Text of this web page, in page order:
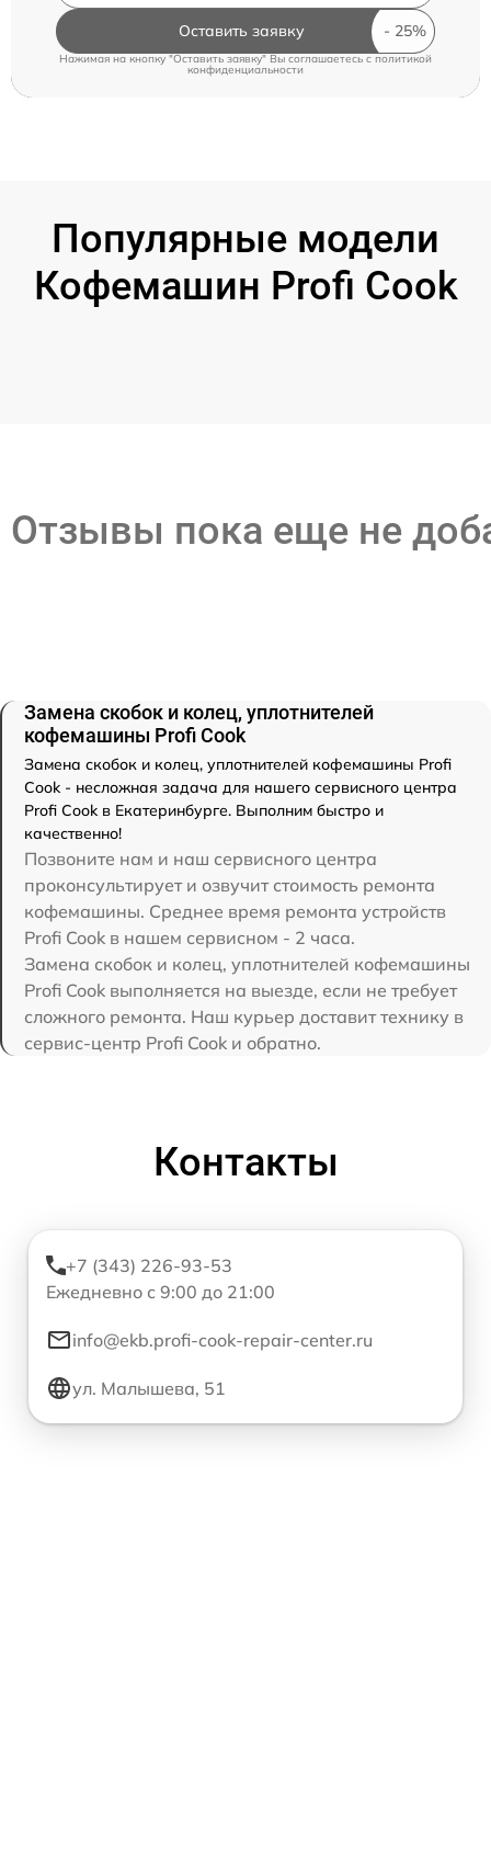
Оставить заявку
Нажимая на кнопку "Оставить заявку" Вы соглашаетесь c политикой
конфиденциальности
Популярные модели
Кофемашин Profi Cook
Отзывы пока еще не
Замена скобок и колец, уплотнителей
кофемашины Profi Cook
Замена скобок и колец, уплотнителей кофемашины Profi
Cook - несложная задача для нашего сервисного центра
Profi Cook в Екатеринбурге. Выполним быстро и
качественно!
Позвоните нам и наш сервисного центра
проконсультирует и озвучит стоимость ремонта
кофемашины. Среднее время ремонта устройств
Profi Cook в нашем сервисном - 2 часа.
Замена скобок и колец, уплотнителей кофемашины
Profi Cook выполняется на выезде, если не требует
сложного ремонта. Наш курьер доставит технику в
сервис-центр Profi Cook и обратно.
Контакты
+7 (343) 226-93-53
Ежедневно с 9:00 до 21:00
info@ekb.profi-cook-repair-center.ru
ул. Малышева, 51